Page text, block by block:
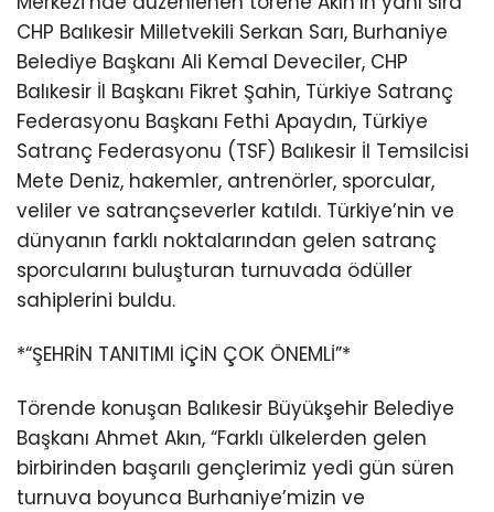
CHP Balıkesir Milletvekili Serkan Sarı, Burhaniye
Belediye Başkanı Ali Kemal Deveciler, CHP
Balıkesir İl Başkanı Fikret Şahin, Türkiye Satranç
Federasyonu Başkanı Fethi Apaydın, Türkiye
Satranç Federasyonu (TSF) Balıkesir İl Temsilcisi
Mete Deniz, hakemler, antrenörler, sporcular,
veliler ve satrançseverler katıldı. Türkiye’nin ve
dünyanın farklı noktalarından gelen satranç
sporcularını buluşturan turnuvada ödüller
sahiplerini buldu.
*“ŞEHRİN TANITIMI İÇİN ÇOK ÖNEMLİ”*
Törende konuşan Balıkesir Büyükşehir Belediye
Başkanı Ahmet Akın, “Farklı ülkelerden gelen
birbirinden başarılı gençlerimiz yedi gün süren
turnuva boyunca Burhaniye’mizin ve